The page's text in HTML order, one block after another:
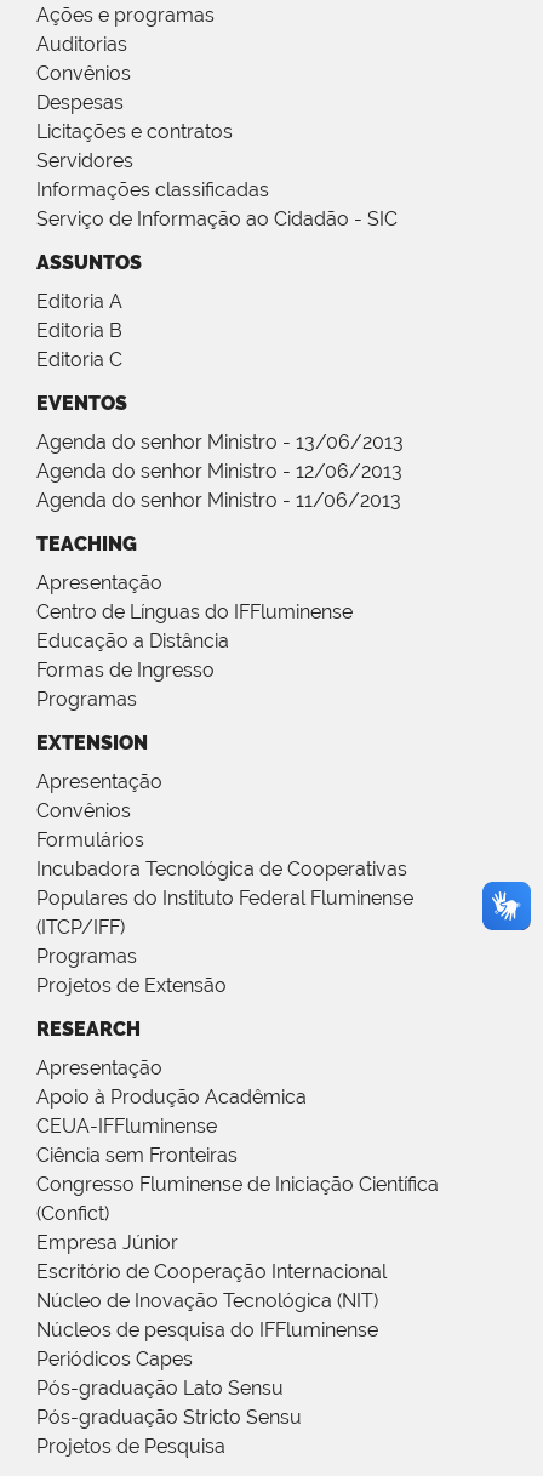
Ações e programas
Auditorias
Convênios
Despesas
Licitações e contratos
Servidores
Informações classificadas
Serviço de Informação ao Cidadão - SIC
ASSUNTOS
Editoria A
Editoria B
Editoria C
EVENTOS
Agenda do senhor Ministro - 13/06/2013
Agenda do senhor Ministro - 12/06/2013
Agenda do senhor Ministro - 11/06/2013
TEACHING
Apresentação
Centro de Línguas do IFFluminense
Educação a Distância
Formas de Ingresso
Programas
EXTENSION
Apresentação
Convênios
Formulários
Incubadora Tecnológica de Cooperativas
Populares do Instituto Federal Fluminense
(ITCP/IFF)
Programas
Projetos de Extensão
RESEARCH
Apresentação
Apoio à Produção Acadêmica
CEUA-IFFluminense
Ciência sem Fronteiras
Congresso Fluminense de Iniciação Científica
(Confict)
Empresa Júnior
Escritório de Cooperação Internacional
Núcleo de Inovação Tecnológica (NIT)
Núcleos de pesquisa do IFFluminense
Periódicos Capes
Pós-graduação Lato Sensu
Pós-graduação Stricto Sensu
Projetos de Pesquisa